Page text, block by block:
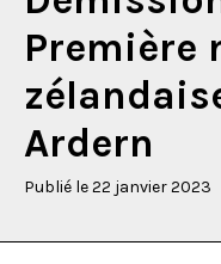
Who am I?
Livres
Contact
Première
Ardern
Publié le 22 janvier 2023